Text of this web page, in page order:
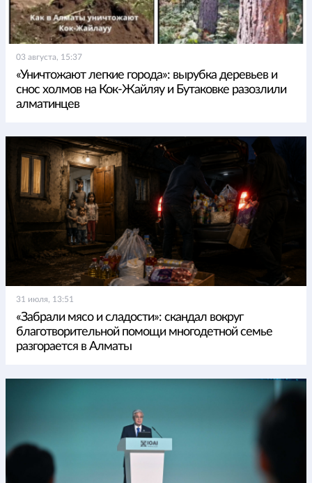
03 августа, 15:37
«Уничтожают легкие города»: вырубка деревьев и
снос холмов на Кок-Жайляу и Бутаковке разозлили
алматинцев
31 июля, 13:51
«Забрали мясо и сладости»: скандал вокруг
благотворительной помощи многодетной семье
разгорается в Алматы